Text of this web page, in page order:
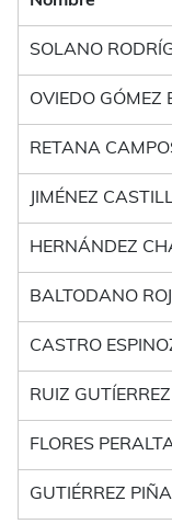
SOLANO
OVIEDO GÓMEZ
RETANA
JIMÉNEZ
HERNÁNDEZ
BALTODANO
CASTRO
RUIZ
FLORES
GUTIÉRREZ